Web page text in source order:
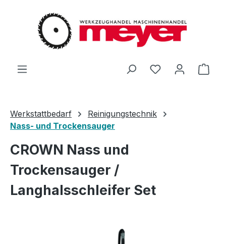
Zum Hauptinhalt springen
Du hast 0
Werkstattbedarf
Reinigungstechnik
Nass- und Trockensauger
CROWN Nass und
Trockensauger /
Langhalsschleifer Set